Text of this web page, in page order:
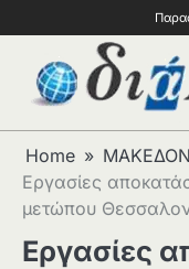
Home
Εργασίες
μετώπου
Εργασίες